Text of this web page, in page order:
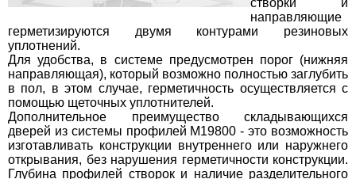
створки и
направляющие
герметизируются двумя контурами резиновых
уплотнений.
Для удобства, в системе предусмотрен порог (нижняя
направляющая), который возможно полностью заглубить
в пол, в этом случае, герметичность осуществляется с
помощью щеточных уплотнителей.
Дополнительное преимущество складывающихся
дверей из системы профилей M19800 - это возможность
изготавливать конструкции внутреннего или наружнего
открывания, без нарушения герметичности конструкции.
Глубина профилей створок и наличие разделительного